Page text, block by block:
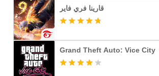
قارينا فري فاير
Grand Theft Auto: Vice City